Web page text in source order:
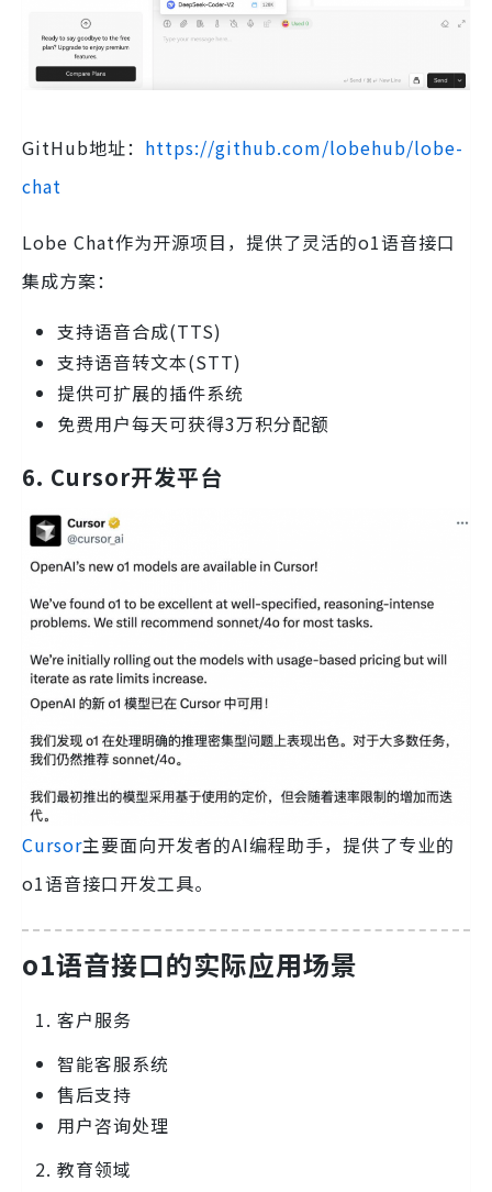
GitHub地址： https://github.com/lobehub/lobe-
chat
Lobe Chat作为开源项目，提供了灵活的o1语音接口
集成方案：
支持语音合成(TTS)
支持语音转文本(STT)
提供可扩展的插件系统
免费用户每天可获得3万积分配额
6. Cursor开发平台
Cursor主要面向开发者的AI编程助手，提供了专业的
o1语音接口开发工具。
o1语音接口的实际应用场景
客户服务
智能客服系统
售后支持
用户咨询处理
教育领域